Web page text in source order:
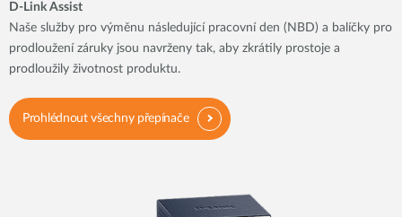
D-Link Assist
Naše služby pro výměnu následující pracovní den (NBD) a balíčky pro
prodloužení záruky jsou navrženy tak, aby zkrátily prostoje a
prodloužily životnost produktu.
Prohlédnout všechny přepínače